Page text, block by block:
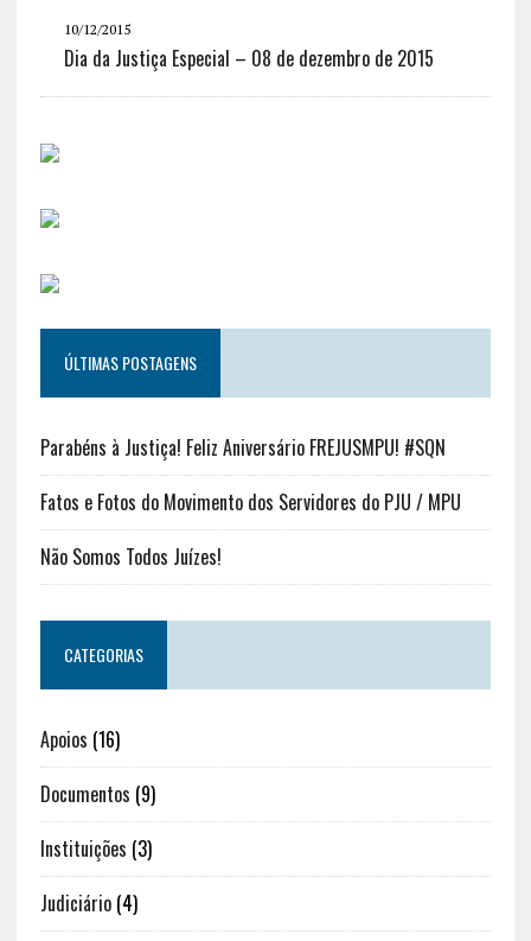
10/12/2015
Dia da Justiça Especial – 08 de dezembro de 2015
ÚLTIMAS POSTAGENS
Parabéns à Justiça! Feliz Aniversário FREJUSMPU! #SQN
Fatos e Fotos do Movimento dos Servidores do PJU / MPU
Não Somos Todos Juízes!
CATEGORIAS
Apoios (16)
Documentos (9)
Instituições (3)
Judiciário(4)